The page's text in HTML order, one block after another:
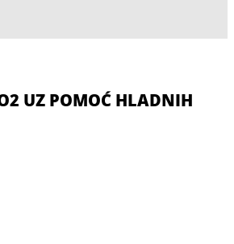
UZ POMOĆ HLADNIH